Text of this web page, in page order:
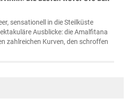
sensationell in die Steilküste
Ausblicke: die Amalfitana
zahlreichen Kurven, den schroffen